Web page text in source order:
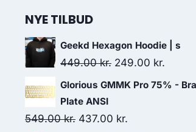
NYE TILBUD
Geekd Hexagon Hoodie | s
449.00kr. Original
price
449.00 kr..
249.00 kr.
price
Glorious GMMK Pro 75% -
Plate ANSI
549.00kr. Original
437.00 kr.